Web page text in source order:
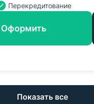
Перекредитование
Оформить
Показать все